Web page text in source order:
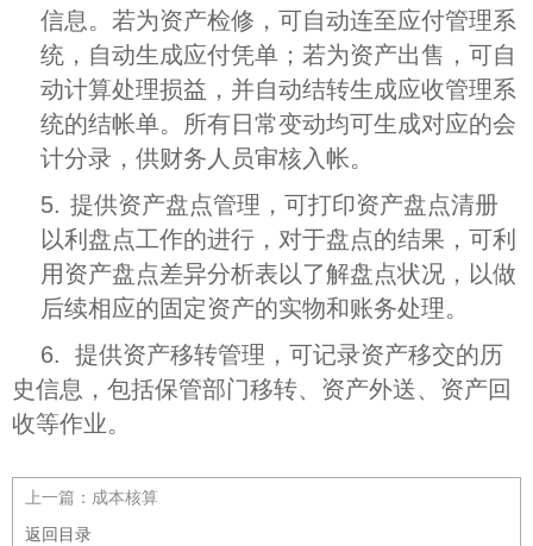
信息。若为资产检修，可自动连至应付管理系
统，自动生成应付凭单；若为资产出售，可自
动计算处理损益，并自动结转生成应收管理系
统的结帐单。所有日常变动均可生成对应的会
计分录，供财务人员审核入帐。
5. 提供资产盘点管理，可打印资产盘点清册
以利盘点工作的进行，对于盘点的结果，可利
用资产盘点差异分析表以了解盘点状况，以做
后续相应的固定资产的实物和账务处理。
6. 提供资产移转管理，可记录资产移交的历
史信息，包括保管部门移转、资产外送、资产回
收等作业。
上一篇： 成本核算
返回目录